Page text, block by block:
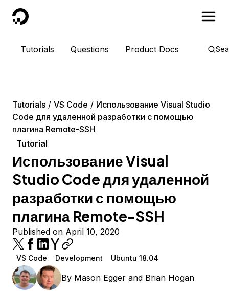
DigitalOcean
Tutorials Questions Product Docs
Tutorials VS Code
Использование Visual Studio
Code для удаленной разработки с помощью
плагина Remote-SSH
Tutorial
Использование Visual
Studio Code для удаленной
разработки с помощью
плагина Remote-SSH
Published on April 10, 2020
VS Code Development Ubuntu 18.04
By Mason Egger and Brian Hogan